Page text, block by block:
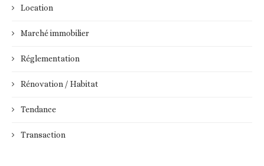
Location
Marché immobilier
Réglementation
Rénovation / Habitat
Tendance
Transaction